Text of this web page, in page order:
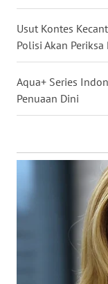
Usut Kontes
Polisi Akan
Aqua+ Series
Penuaan Dini
WN
TAPANULI
TENGAH
WN DELI
SERDANG
TEBING
KARAWANG